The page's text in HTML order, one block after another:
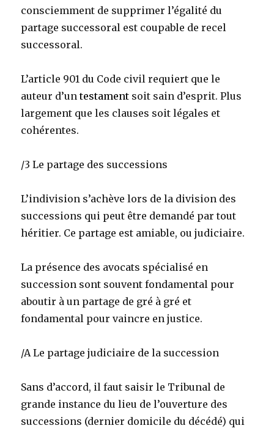
consciemment de supprimer l’égalité du
partage successoral est coupable de recel
successoral.
L’article 901 du Code civil requiert que le
auteur d’untestament soit sain d’esprit. Plus
largement que les clauses soit légales et
cohérentes.
/3 Le partage des successions
L’indivision s’achève lors de la division des
successions qui peut être demandé par tout
héritier. Ce partage est amiable, ou judiciaire.
La présence des avocats spécialisé en
succession sont souvent fondamental pour
aboutir à un partage de gré à gré et
fondamental pour vaincre en justice.
/A Le partage judiciaire de la succession
Sans d’accord, il faut saisir le Tribunal de
grande instance du lieu de l’ouverture des
successions (dernier domicile du décédé) qui